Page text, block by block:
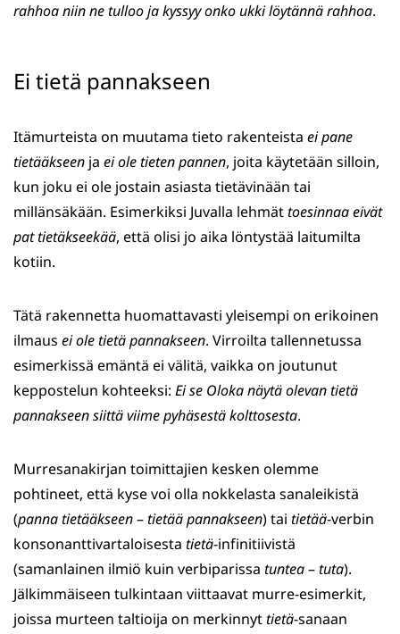
rahhoa niin ne tulloo ja kyssyy onko ukki löytännä rahhoa.
Ei tietä pannakseen
Itämurteista on muutama tieto rakenteista ei pane
tietääkseen ja ei ole tieten pannen, joita käytetään silloin,
kun joku ei ole jostain asiasta tietävinään tai
millänsäkään. Esimerkiksi Juvalla lehmättoesinnaa eivät
pat tietäkseekää, että olisi jo aika löntystää laitumilta
kotiin.
Tätä rakennetta huomattavasti yleisempi on erikoinen
ilmaus ei ole tietä pannakseen. Virroilta tallennetussa
esimerkissä emäntä ei välitä, vaikka on joutunut
keppostelun kohteeksi: Ei se Oloka näytä olevan tietä
pannakseen siittä viime pyhäsestä kolttosesta.
Murresanakirjan toimittajien kesken olemme
pohtineet, että kyse voi olla nokkelasta sanaleikistä
(panna tietääkseen–tietää pannakseen) tai tietää-verbin
konsonanttivartaloisesta tietä-infinitiivistä
(samanlainen ilmiö kuin verbiparissa tuntea–tuta).
Jälkimmäiseen tulkintaan viittaavat murre-esimerkit,
joissa murteen taltioija on merkinnyttietä-sanaan